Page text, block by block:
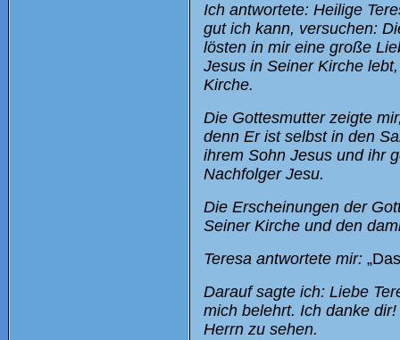
Ich antwortete: Heilige
gut ich kann, versuchen:
lösten in mir eine große
Jesus in Seiner Kirche
Kirche.
Die Gottesmutter zeigte
denn Er ist selbst in den
ihrem Sohn Jesus und ihr
Nachfolger Jesu.
Die Erscheinungen der
Seiner Kirche und den
Teresa antwortete mir:
Darauf sagte ich: Liebe
mich belehrt. Ich danke
Herrn zu sehen.